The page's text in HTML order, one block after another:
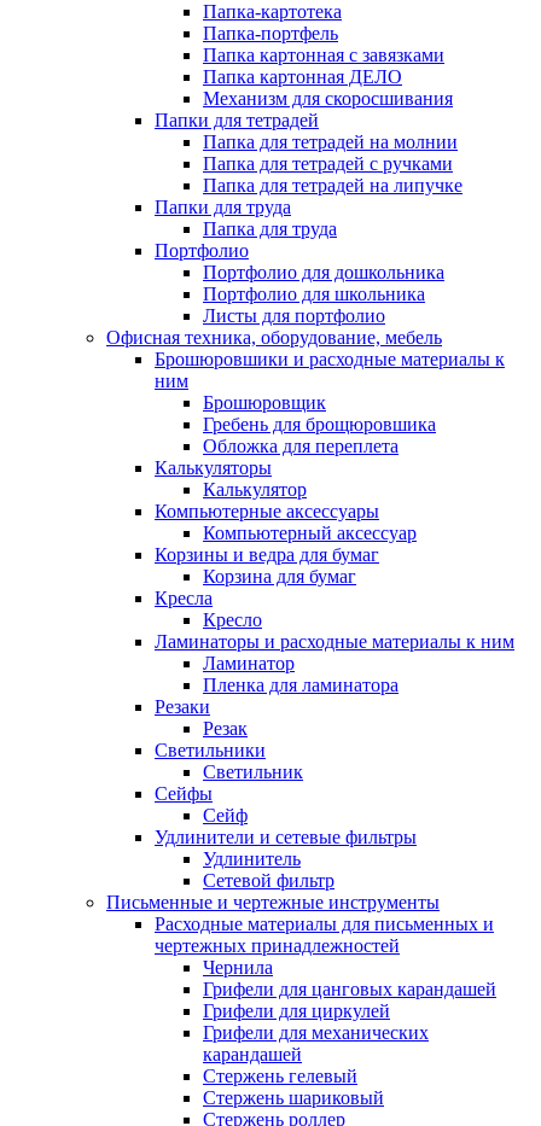
Папка-картотека
Папка-портфель
Папка картонная с завязками
Папка картонная ДЕЛО
Механизм для скоросшивания
Папки для тетрадей
Папка для тетрадей на молнии
Папка для тетрадей с ручками
Папка для тетрадей на липучке
Папки для труда
Папка для труда
Портфолио
Портфолио для дошкольника
Портфолио для школьника
Листы для портфолио
Офисная техника, оборудование, мебель
Брошюровшики и расходные материалы к
ним
Брошюровщик
Гребень для брощюровшика
Обложка для переплета
Калькуляторы
Калькулятор
Компьютерные аксессуары
Компьютерный аксессуар
Корзины и ведра для бумаг
Корзина для бумаг
Кресла
Кресло
Ламинаторы и расходные материалы к ним
Ламинатор
Пленка для ламинатора
Резаки
Резак
Светильники
Светильник
Сейфы
Сейф
Удлинители и сетевые фильтры
Удлинитель
Сетевой фильтр
Письменные и чертежные инструменты
Расходные материалы для письменных и
чертежных принадлежностей
Чернила
Грифели для цанговых карандашей
Грифели для циркулей
Грифели для механических
карандашей
Стержень гелевый
Стержень шариковый
Стержень роллер